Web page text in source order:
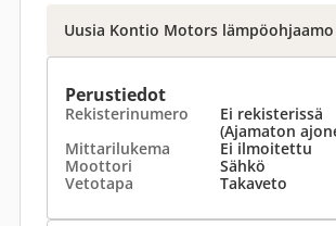
Uusia Kontio Motors
Perustiedot
Rekisterinumero
Ei rekisterissä
(Ajamaton
Mittarilukema
Ei ilmoitettu
Moottori
Sähkö
Vetotapa
Takaveto